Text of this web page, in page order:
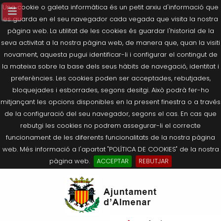
Una cookie o galeta informàtica és un petit arxiu d'informació que
es guarda en el seu navegador cada vegada que visita la nostra
pàgina web. La utilitat de les cookies és guardar l'historial de la
seva activitat a la nostra pàgina web, de manera que, quan la visiti
novament, aquesta pugui identificar-li i configurar el contingut de
la mateixa sobre la base dels seus hàbits de navegació, identitat i
preferències. Les cookies poden ser acceptades, rebutjades,
bloquejades i esborrades, segons desitgi. Això podrà fer-ho
mitjançant les opcions disponibles en la present finestra o a través
de la configuració del seu navegador, segons el cas. En cas que
rebutgi les cookies no podrem assegurar-li el correcte
funcionament de les diferents funcionalitats de la nostra pàgina
web. Més informació a l'apartat "POLÍTICA DE COOKIES" de la nostra
pàgina web.
ACCEPTAR
REBUTJAR
Salutació de l’Alcaldessa
Composició Consistori
Agricultura, Ramaderia i Medi
Què és la Seu Electrònica?
Últimes publicacions